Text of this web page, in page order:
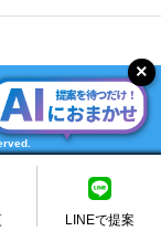
LINEで提案
ップ
会社案内